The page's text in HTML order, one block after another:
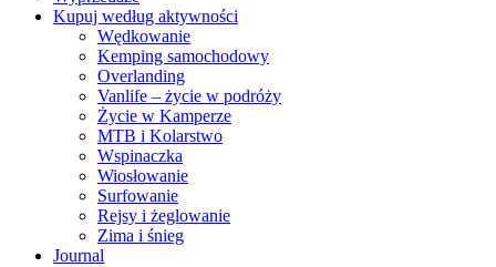
Kupuj według aktywności
Wędkowanie
Kemping samochodowy
Overlanding
Vanlife – życie w podróży
Życie w Kamperze
MTB i Kolarstwo
Wspinaczka
Wiosłowanie
Surfowanie
Rejsy i żeglowanie
Zima i śnieg
Journal